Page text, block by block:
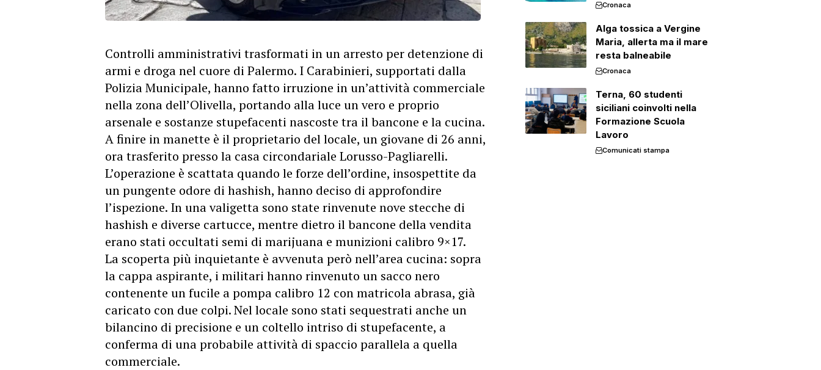
Controlli amministrativi trasformati in un arresto per detenzione di
armi e droga nel cuore di Palermo. I Carabinieri, supportati dalla
Polizia Municipale, hanno fatto irruzione in un’attività commerciale
nella zona dell’Olivella, portando alla luce un vero e proprio
arsenale e sostanze stupefacenti nascoste tra il bancone e la cucina.
A finire in manette è il proprietario del locale, un giovane di 26 anni,
ora trasferito presso la casa circondariale Lorusso-Pagliarelli.
L’operazione è scattata quando le forze dell’ordine, insospettite da
un pungente odore di hashish, hanno deciso di approfondire
l’ispezione. In una valigetta sono state rinvenute nove stecche di
hashish e diverse cartucce, mentre dietro il bancone della vendita
erano stati occultati semi di marijuana e munizioni calibro 9×17.
La scoperta più inquietante è avvenuta però nell’area cucina: sopra
la cappa aspirante, i militari hanno rinvenuto un sacco nero
contenente un fucile a pompa calibro 12 con matricola abrasa, già
caricato con due colpi. Nel locale sono stati sequestrati anche un
bilancino di precisione e un coltello intriso di stupefacente, a
conferma di una probabile attività di spaccio parallela a quella
commerciale.
Cronaca
Alga tossica a Vergine
Maria, allerta ma il mare
resta balneabile
Cronaca
Terna, 60 studenti
siciliani coinvolti nella
Formazione Scuola
Lavoro
Comunicati stampa